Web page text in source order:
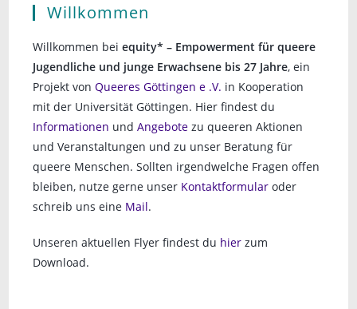
Willkommen
Willkommen beiequity* – Empowerment für queere
Jugendliche und junge Erwachsene bis 27 Jahre, ein
Projekt vonQueeres Göttingen e .V. in Kooperation
mit der Universität Göttingen. Hier findest du
Informationen undAngebote zu queeren Aktionen
und Veranstaltungen und zu unser Beratung für
queere Menschen. Sollten irgendwelche Fragen offen
bleiben, nutze gerne unser Kontaktformular oder
schreib uns eine Mail.
Unseren aktuellen Flyer findest du hier zum
Download.